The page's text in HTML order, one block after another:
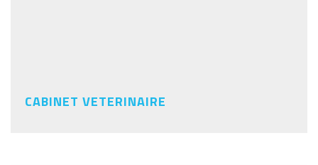
CABINET VETERINAIRE